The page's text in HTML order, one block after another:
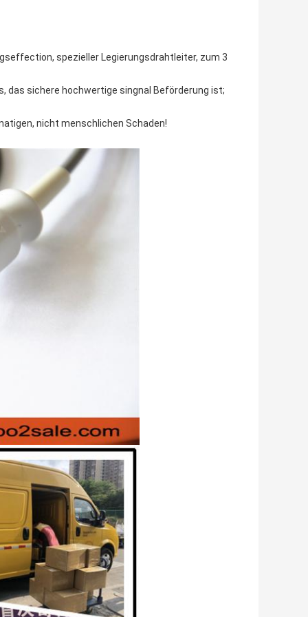
spezieller Legierungsdrahtleiter, zum 3
sichere hochwertige singnal Beförderung ist;
nicht menschlichen Schaden!